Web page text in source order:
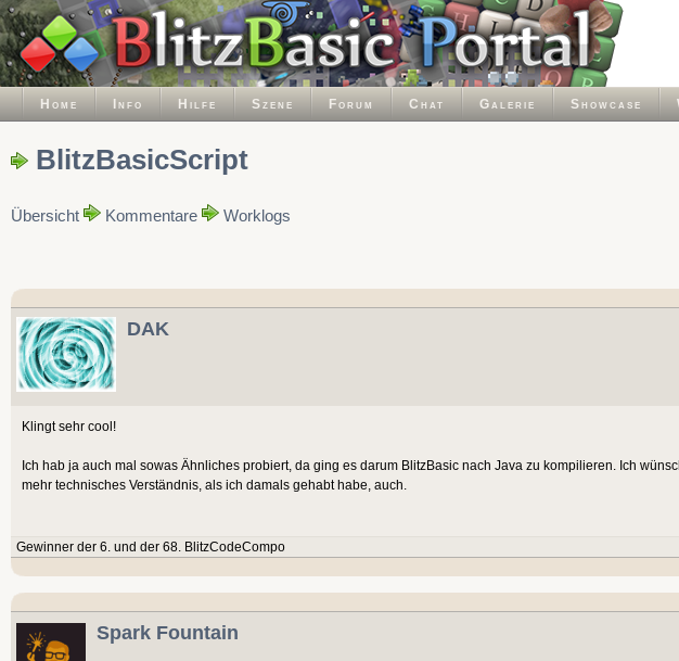
Home Info Hilfe Szene Forum Chat Galerie Showcase
BlitzBasicScript
Übersicht Kommentare Worklogs
DAK
Klingt sehr cool!
Ich hab ja auch mal sowas Ähnliches probiert, da ging es darum BlitzBasic nach Java zu kompilieren. Ich
mehr technisches Verständnis, als ich damals gehabt habe, auch.
Gewinner der 6. und der 68. BlitzCodeCompo
Spark Fountain